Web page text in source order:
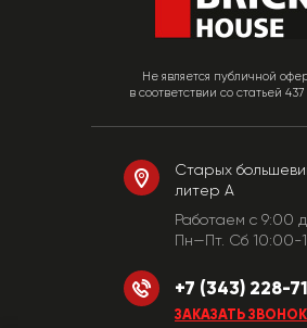
Не является публичной
в соответствии со статьей
Старых
литер А
Работаем c 9:00
Пн—Пт. Сб 10:00-
+7 (343) 228-
ЗАКАЗАТЬ ЗВОНОК